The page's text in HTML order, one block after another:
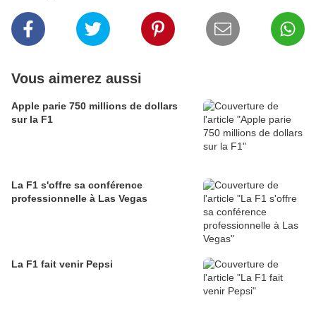
Vous aimerez aussi
Apple parie 750 millions de dollars
sur la F1
La F1 s'offre sa conférence
professionnelle à Las Vegas
La F1 fait venir Pepsi